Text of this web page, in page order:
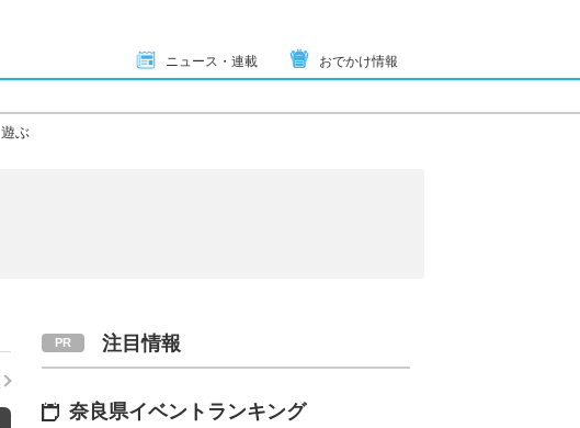
ニュース・連載 おでかけ情報
遊ぶ
注目情報
奈良県イベントランキング